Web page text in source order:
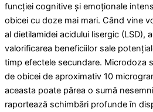
funcției cognitive și emoționale
obicei cu doze mai mari. Când vine
al dietilamidei acidului lisergic (LSD),
valorificarea beneficiilor sale
timp efectele secundare. Microdoza
de obicei de aproximativ 10
aceasta poate părea o sumă
raportează schimbări profunde în